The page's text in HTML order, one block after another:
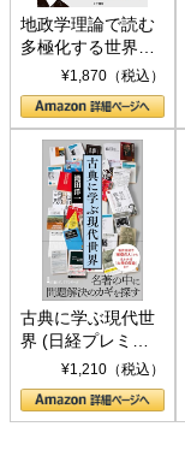
地政学理論で読む
多極化する世界：
トランプとBRICS
の挑戦
¥1,870（税込）
古典に学ぶ現代世
界 (日経プレミア
シリーズ)¥1,210（税込）